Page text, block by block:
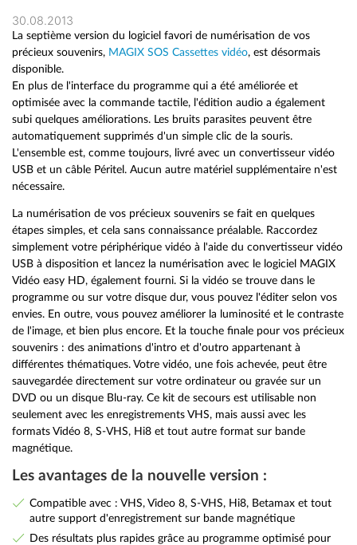
30.08.2013
La septième version du logiciel favori de numérisation de vos
précieux souvenirs, MAGIX SOS Cassettes vidéo, est désormais
disponible.
En plus de l'interface du programme qui a été améliorée et
optimisée avec la commande tactile, l'édition audio a également
subi quelques améliorations. Les bruits parasites peuvent être
automatiquement supprimés d'un simple clic de la souris.
L'ensemble est, comme toujours, livré avec un convertisseur vidéo
USB et un câble Péritel. Aucun autre matériel supplémentaire n'est
nécessaire.
La numérisation de vos précieux souvenirs se fait en quelques
étapes simples, et cela sans connaissance préalable. Raccordez
simplement votre périphérique vidéo à l'aide du convertisseur vidéo
USB à disposition et lancez la numérisation avec le logiciel MAGIX
Vidéo easy HD, également fourni. Si la vidéo se trouve dans le
programme ou sur votre disque dur, vous pouvez l'éditer selon vos
envies. En outre, vous pouvez améliorer la luminosité et le contraste
de l'image, et bien plus encore. Et la touche finale pour vos précieux
souvenirs : des animations d'intro et d'outro appartenant à
différentes thématiques. Votre vidéo, une fois achevée, peut être
sauvegardée directement sur votre ordinateur ou gravée sur un
DVD ou un disque Blu-ray. Ce kit de secours est utilisable non
seulement avec les enregistrements VHS, mais aussi avec les
formats Vidéo 8, S-VHS, Hi8 et tout autre format sur bande
magnétique.
Les avantages de la nouvelle version :
Compatible avec : VHS, Video 8, S-VHS, Hi8, Betamax et tout
autre support d'enregistrement sur bande magnétique
Des résultats plus rapides grâce au programme optimisé pour